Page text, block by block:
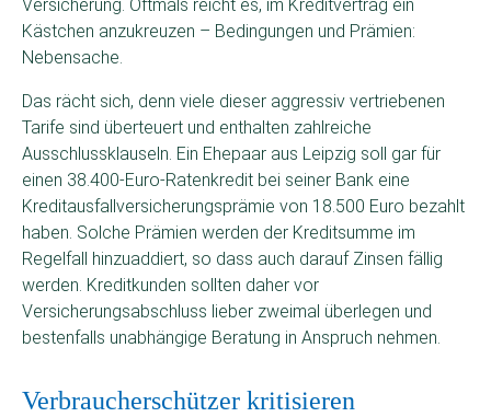
Versicherung. Oftmals reicht es, im Kreditvertrag ein
Kästchen anzukreuzen – Bedingungen und Prämien:
Nebensache.
Das rächt sich, denn viele dieser aggressiv vertriebenen
Tarife sind überteuert und enthalten zahlreiche
Ausschlussklauseln. Ein Ehepaar aus Leipzig soll gar für
einen 38.400-Euro-Ratenkredit bei seiner Bank eine
Kreditausfallversicherungsprämie von 18.500 Euro bezahlt
haben. Solche Prämien werden der Kreditsumme im
Regelfall hinzuaddiert, so dass auch darauf Zinsen fällig
werden. Kreditkunden sollten daher vor
Versicherungsabschluss lieber zweimal überlegen und
bestenfalls unabhängige Beratung in Anspruch nehmen.
Verbraucherschützer kritisieren